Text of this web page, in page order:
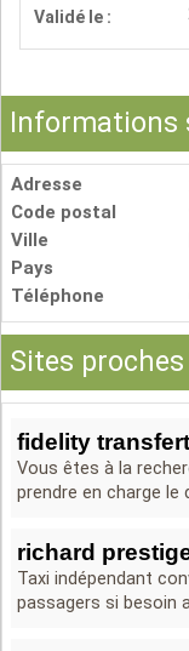
Validé le :
Informations
Adresse
Code postal
Ville
Pays
Téléphone
Sites proches
fidelity transfert
Vous êtes à la
prendre en charge le
richard
Taxi indépendant
passagers si besoin